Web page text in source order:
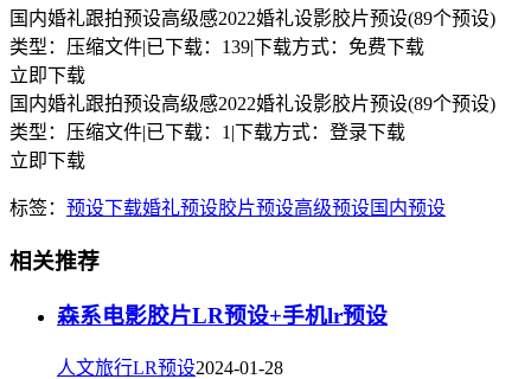
国内婚礼跟拍预设高级感2022婚礼设影胶片预设(89个预设)
类型：压缩文件|已下载：139|下载方式：免费下载
立即下载
国内婚礼跟拍预设高级感2022婚礼设影胶片预设(89个预设)
类型：压缩文件|已下载：1 |下载方式：登录下载
立即下载
标签： 预设下载婚礼预设胶片预设高级预设国内预设
相关推荐
森系电影胶片LR预设+手机lr预设
人文旅行LR预设2024-01-28